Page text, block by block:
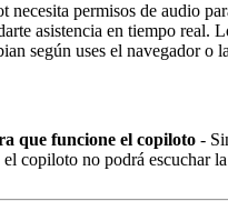
necesita permisos de audio
asistencia en tiempo real.
según uses el navegador o
que funcione el copiloto -
copiloto no podrá escuchar